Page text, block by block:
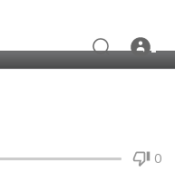
00:56
0